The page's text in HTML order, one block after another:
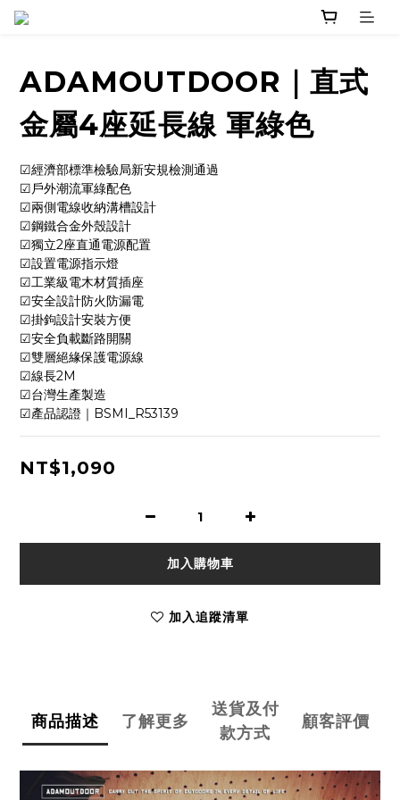
ADAMOUTDOOR｜直式
金屬4座延長線 軍綠色
☑經濟部標準檢驗局新安規檢測通過
☑戶外潮流軍綠配色
☑兩側電線收納溝槽設計
☑鋼鐵合金外殼設計
☑獨立2座直通電源配置
☑設置電源指示燈
☑工業級電木材質插座
☑安全設計防火防漏電
☑掛鉤設計安裝方便
☑安全負載斷路開關
☑雙層絕緣保護電源線
☑線長2M
☑台灣生產製造
☑產品認證｜BSMI_R53139
NT$1,090
加入購物車
加入追蹤清單
商品描述 了解更多
送貨及付
款方式
顧客評價